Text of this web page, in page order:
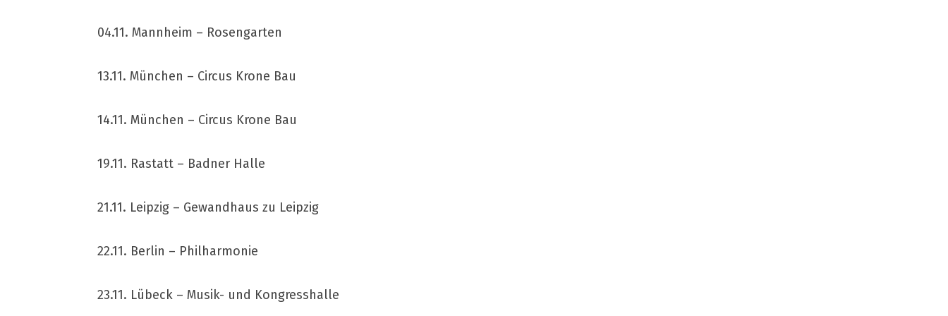
04.11. Mannheim – Rosengarten
13.11. München – Circus Krone Bau
14.11. München – Circus Krone Bau
19.11. Rastatt – Badner Halle
21.11. Leipzig – Gewandhaus zu Leipzig
22.11. Berlin – Philharmonie
23.11. Lübeck – Musik- und Kongresshalle